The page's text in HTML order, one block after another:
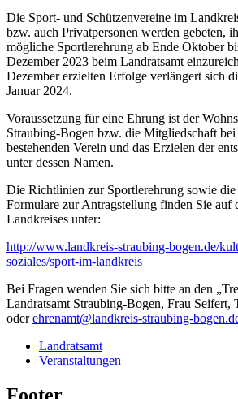
Die Sport- und Schützenvereine im
bzw. auch Privatpersonen werden gebeten,
mögliche Sportlerehrung ab Ende Oktober
Dezember 2023 beim Landratsamt
Dezember erzielten Erfolge verlängert sich
Januar 2024.
Voraussetzung für eine Ehrung ist der
Straubing-Bogen bzw. die Mitgliedschaft
bestehenden Verein und das Erzielen der
unter dessen Namen.
Die Richtlinien zur Sportlerehrung sowie die
Formulare zur Antragstellung finden Sie auf
Landkreises unter:
http://www.landkreis-straubing-bogen.de/
soziales/sport-im-landkreis
Bei Fragen wenden Sie sich bitte an den
Landratsamt Straubing-Bogen, Frau Seifert,
oderehrenamt@landkreis-straubing-
Landratsamt
Veranstaltungen